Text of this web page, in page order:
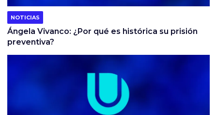
NOTICIAS
Ángela Vivanco: ¿Por qué es histórica su prisión
preventiva?